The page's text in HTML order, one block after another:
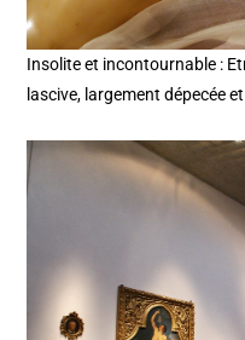
Insolite et incontournable :
lascive, largement dépecée